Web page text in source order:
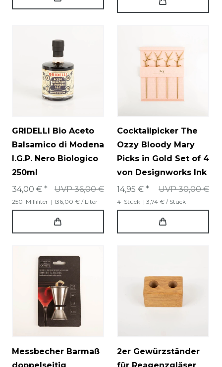
GRIDELLI Bio Aceto
Balsamico di Modena
I.G.P. Nero Biologico
250ml
UVP 36,00 €
34,00 € *
250 Milliliter | 136,00 € / Liter
Cocktailpicker The
Ozzy Bloody Mary
Picks in Gold Set of 4
von Designworks Ink
UVP 30,00 €
14,95 € *
4 Stück | 3,74 € / Stück
Messbecher Barmaß
2er Gewürzständer